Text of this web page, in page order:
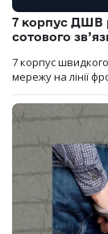
7 корпус ДШВ
сотового
7 корпус
мережу на лінії